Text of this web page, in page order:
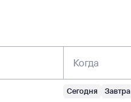
Когда
Сегодня Завтра